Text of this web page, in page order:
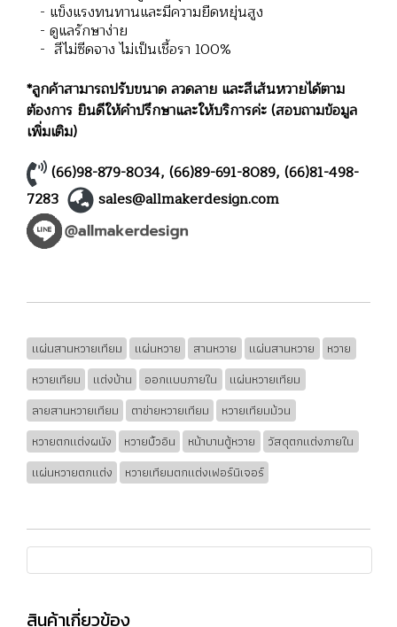
- แข็งแรงทนทานและมีความยืดหยุ่นสูง
- ดูแลรักษาง่าย
- สีไม่ซีดจาง ไม่เป็นเชื้อรา 100%
*ลูกค้าสามารถปรับขนาด ลวดลาย และสีเส้นหวายได้ตาม
ต้องการ ยินดีให้คำปรึกษาและให้บริการค่ะ (สอบถามข้อมูล
เพิ่มเติม)
(66)98-879-8034, (66)89-691-8089, (66)81-498-
7283
sales@allmakerdesign.com
แผ่นสานหวายเทียม แผ่นหวาย สานหวาย แผ่นสานหวาย
หวาย
หวายเทียม
แต่งบ้าน ออกแบบภายใน
แผ่นหวายเทียม
ลายสานหวายเทียม
ตาข่ายหวายเทียม
หวายเทียมม้วน
หวายตกแต่งผนัง
หวายบิ้วอิน หน้าบานตู้หวาย
วัสดุตกแต่งภายใน
แผ่นหวายตกแต่ง
หวายเทียมตกแต่งเฟอร์นิเจอร์
สินค้าเกี่ยวข้อง